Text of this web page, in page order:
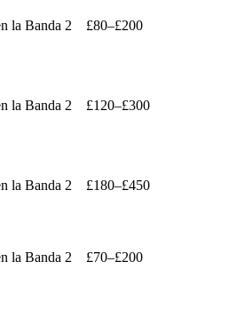
la Banda 2 £80–£200
la Banda 2 £120–£300
la Banda 2 £180–£450
la Banda 2 £70–£200